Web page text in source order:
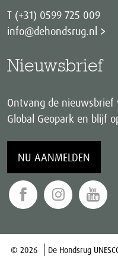
T (+31) 0599 725 009
info@dehondsrug.nl
Nieuwsbrief
Ontvang de nieuwsbrief
Global Geopark en blijf
NU AANMELDEN
© 2026 De Hondsrug